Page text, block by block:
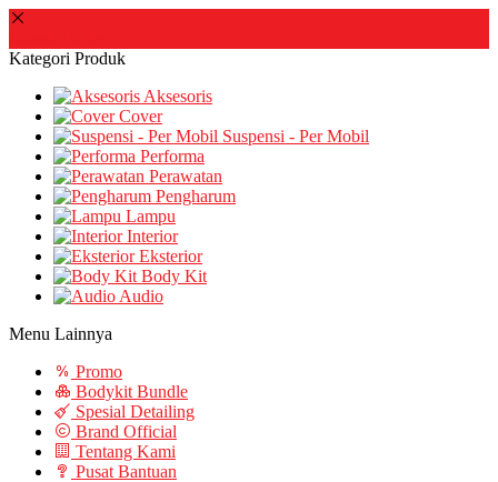
Kategori Produk
Aksesoris
Cover
Suspensi - Per Mobil
Performa
Perawatan
Pengharum
Lampu
Interior
Eksterior
Body Kit
Audio
Menu Lainnya
Promo
Bodykit Bundle
Spesial Detailing
Brand Official
Tentang Kami
Pusat Bantuan